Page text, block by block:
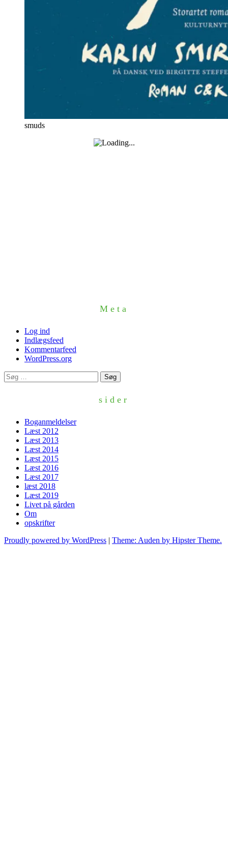
smuds
Meta
Log ind
Indlægsfeed
Kommentarfeed
WordPress.org
Søg
efter:
sider
Boganmeldelser
Læst 2012
Læst 2013
Læst 2014
Læst 2015
Læst 2016
Læst 2017
læst 2018
Læst 2019
Livet på gården
Om
opskrifter
Proudly powered by WordPress | Theme: Auden by Hipster Theme.